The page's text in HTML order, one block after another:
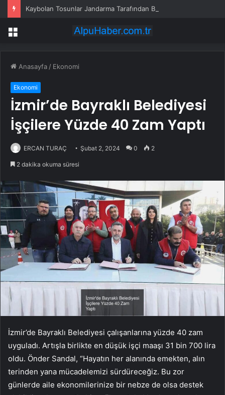
Kaybolan Tosunlar Jandarma Tarafından Bulundu
Menü
Anasayfa / Ekonomi
Ekonomi
İzmir’de Bayraklı Belediyesi
İşçilere Yüzde 40 Zam Yaptı
ERCAN TURAÇ Şubat 2, 2024 0 2
2 dakika okuma süresi
İzmir’de Bayraklı Belediyesi çalışanlarına yüzde 40 zam
uyguladı. Artışla birlikte en düşük işçi maaşı 31 bin 700 lira
oldu. Önder Sandal, “Hayatın her alanında emekten, alın
terinden yana mücadelemizi sürdüreceğiz. Bu zor
günlerde aile ekonomilerinize bir nebze de olsa destek